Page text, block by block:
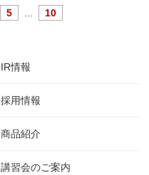
5 10
IR情報
採用情報
商品紹介
講習会のご案内